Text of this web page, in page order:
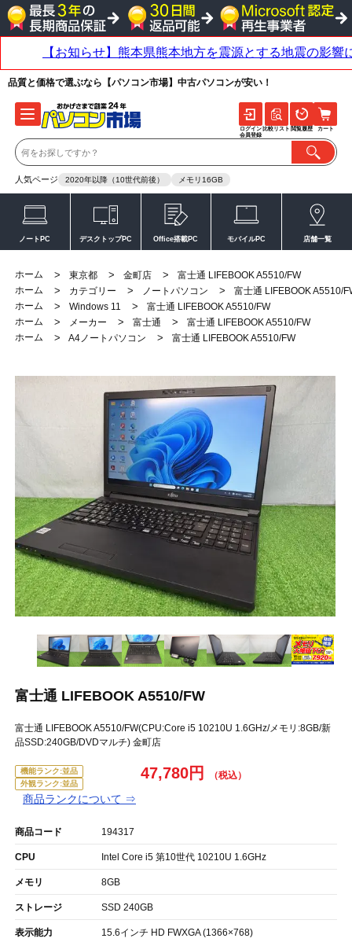
品質と価格で選ぶなら【パソコン市場】中古パソコンが安い！
人気ページ 2020年以降（10世代前後） メモリ16GB
ログイン
会員登録
比較リスト 閲覧履歴 カート
ノートPC デスクトップPC Office搭載PC モバイルPC 店舗一覧
ホーム > 東京都 > 金町店 >
富士通 LIFEBOOK A5510/FW
ホーム
> カテゴリー > ノートパソコン >
富士通 LIFEBOOK A5510/
ホーム
> Windows 11 >
富士通 LIFEBOOK A5510/FW
ホーム
> メーカー > 富士通 >
富士通 LIFEBOOK A5510/FW
ホーム
> A4ノートパソコン > 富士通 LIFEBOOK A5510/FW
富士通 LIFEBOOK A5510/FW
富士通 LIFEBOOK A5510/FW(CPU:Core i5 10210U 1.6GHz/メモリ:8GB/新
品SSD:240GB/DVDマルチ) 金町店
機能ランク:並品
外観ランク:並品
商品ランクについて ⇒
47,780円
商品コード 194317
CPU Intel Core i5 第10世代 10210U 1.6GHz
メモリ 8GB
ストレージ SSD 240GB
表示能力 15.6インチ HD FWXGA (1366×768)